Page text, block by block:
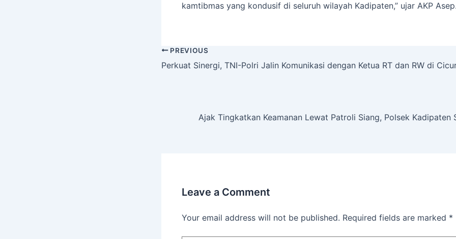
kamtibmas yang kondusif di seluruh wilayah Kadipaten,” ujar AKP
PREVIOUS
Perkuat Sinergi, TNI-Polri Jalin Komunikasi dengan Ketua RT dan RW di
Ajak Tingkatkan Keamanan Lewat Patroli Siang, Polsek Kadipaten
Leave a Comment
Your email address will not be published. Required fields are marked *